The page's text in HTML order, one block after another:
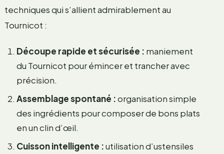
techniques qui s’allient admirablement au
Tournicot :
Découpe rapide et sécurisée : maniement
du Tournicot pour émincer et trancher avec
précision.
Assemblage spontané :organisation simple
des ingrédients pour composer de bons plats
en un clin d’œil.
Cuisson intelligente :utilisation d’ustensiles